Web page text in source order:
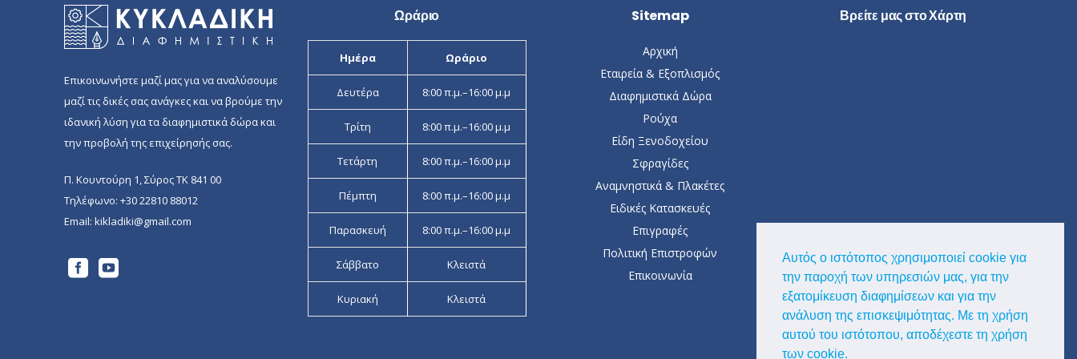
Αυτός ο ιστότοπος χρησιμοποιεί cookie για
την παροχή των υπηρεσιών μας, για την
εξατομίκευση διαφημίσεων και για την
ανάλυση της επισκεψιμότητας. Με τη χρήση
αυτού του ιστότοπου, αποδέχεστε τη χρήση
των cookie.
Επικοινωνήστε μαζί μας για να αναλύσουμε
μαζί τις δικές σας ανάγκες και να βρούμε την
ιδανική λύση για τα διαφημιστικά δώρα και
την προβολή της επιχείρησής σας.
Π. Κουντούρη 1, Σύρος ΤΚ 841 00
Τηλέφωνο: +30 22810 88012
Email: kikladiki@gmail.com
Ωράριο
Ημέρα Ωράριο
Δευτέρα 8:00 π.μ.–16:00 μ.μ
Τρίτη 8:00 π.μ.–16:00 μ.μ
Τετάρτη 8:00 π.μ.–16:00 μ.μ
Πέμπτη 8:00 π.μ.–16:00 μ.μ
Παρασκευή 8:00 π.μ.–16:00 μ.μ
Σάββατο Κλειστά
Κυριακή Κλειστά
Sitemap
Αρχική
Εταιρεία & Εξοπλισμός
Διαφημιστικά Δώρα
Ρούχα
Είδη Ξενοδοχείου
Σφραγίδες
Αναμνηστικά & Πλακέτες
Ειδικές Κατασκευές
Επιγραφές
Πολιτική Επιστροφών
Επικοινωνία
Βρείτε μας στο Χάρτη